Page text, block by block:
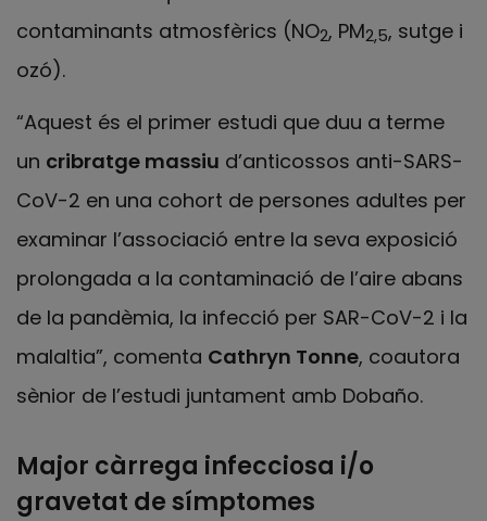
contaminants atmosfèrics (NO2, PM2,5, sutge i
ozó).
“Aquest és el primer estudi que duu a terme
un cribratge massiu d’anticossos anti-SARS-
CoV-2 en una cohort de persones adultes per
examinar l’associació entre la seva exposició
prolongada a la contaminació de l’aire abans
de la pandèmia, la infecció per SAR-CoV-2 i la
malaltia”, comenta Cathryn Tonne, coautora
sènior de l’estudi juntament amb Dobaño.
Major càrrega infecciosa i/o
gravetat de símptomes